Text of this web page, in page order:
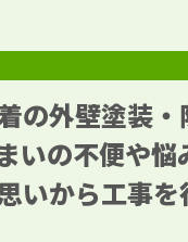
の外壁塗装
いの不便や悩
いから工事を